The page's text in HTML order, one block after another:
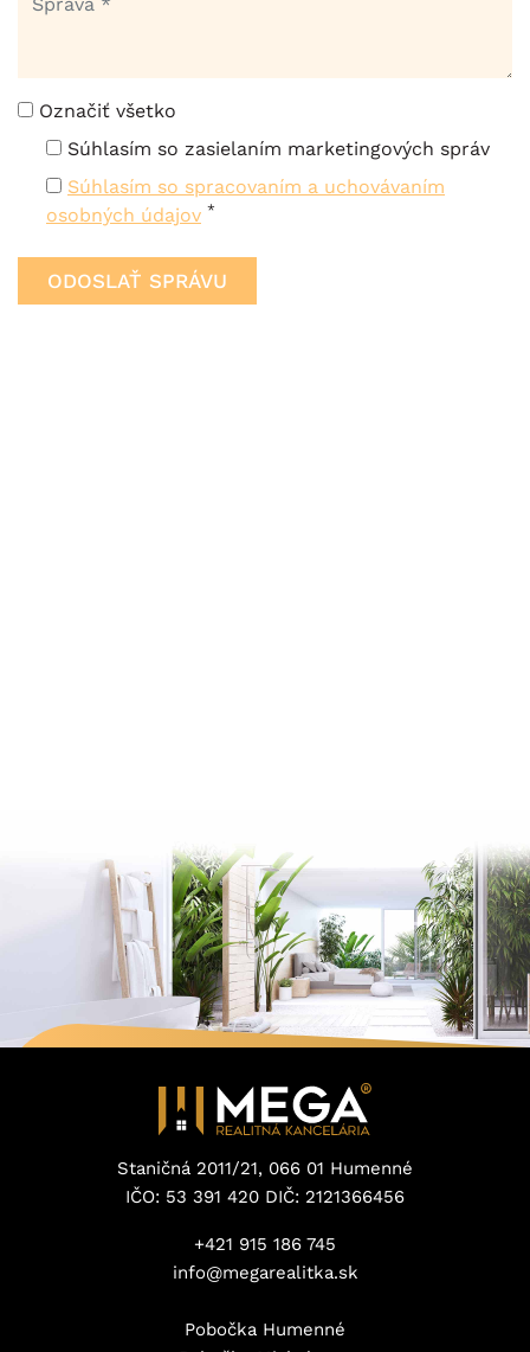
Označiť všetko
Súhlasím so zasielaním marketingových správ
Súhlasím so spracovaním a uchovávaním
osobných údajov *
Staničná 2011/21, 066 01 Humenné
IČO: 53 391 420 DIČ: 2121366456
+421 915 186 745
info@megarealitka.sk
Pobočka Humenné